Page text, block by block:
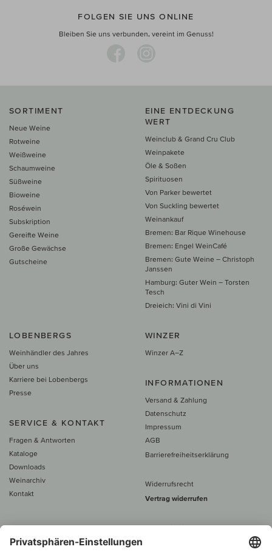
FOLGEN SIE UNS ONLINE
Bleiben Sie uns verbunden, vereint im Genuss!
SORTIMENT
Neue Weine
Rotweine
Weißweine
Schaumweine
Süßweine
Bioweine
Roséwein
Subskription
Gereifte Weine
Große Gewächse
Gutscheine
EINE ENTDECKUNG
WERT
Weinclub & Grand Cru Club
Weinpakete
Öle & Soßen
Spirituosen
Von Parker bewertet
Von Suckling bewertet
Weinankauf
Bremen: Bar Rique Winehouse
Bremen: Engel WeinCafé
Bremen: Gute Weine – Christoph
Janssen
Hamburg: Guter Wein – Torsten
Tesch
Dreieich: Vini di Vini
LOBENBERGS
Weinhändler des Jahres
Über uns
Karriere bei Lobenbergs
Presse
SERVICE & KONTAKT
Fragen & Antworten
Kataloge
Downloads
Weinarchiv
Kontakt
WINZER
Winzer A–Z
INFORMATIONEN
Versand & Zahlung
Datenschutz
Impressum
AGB
Barrierefreiheitserklärung
Widerrufsrecht
Vertrag widerrufen
Alle Preise inkl. MwSt., zzgl. 5 €
60 € versand­kosten­